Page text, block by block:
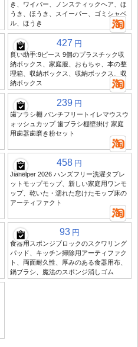
き、ワイパー、ノンスティックヘア、ほ
うき、ほうき、スイーパー、ゴミシャベ
ル、ほうき
427 円
良い助手:9ピース 9個のプラスチック収
納ボックス、家庭服、おもちゃ、本の整
理箱、収納ボックス、収納ボックス、収
納ボックス
239 円
歯ブラシ棚 パンチフリートイレマウスウ
ォッシュカップ 歯ブラシ棚壁掛け 家庭
用歯器歯磨き粉セット
458 円
Jiahelper 2026 ハンズフリー洗濯タブレ
ットモップモップ、新しい家庭用ワンモ
ップ、乾いた・濡れた怠けたモップ床の
アーティファクト
93 円
食器用スポンジブロックのスクワリング
パッド、キッチン掃除用アーティファク
ト、両面耐久性、厚みのある食器用布、
鍋ブラシ、魔法のスポンジ消しゴム